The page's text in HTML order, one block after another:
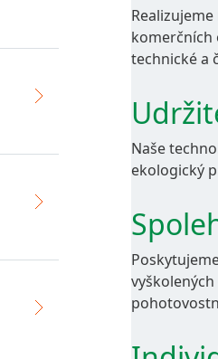
Copyright 2026 AZ KLIMA, a.s.
Všechna práva vyhrazena
komerčních
technické a
Naše
ekologický